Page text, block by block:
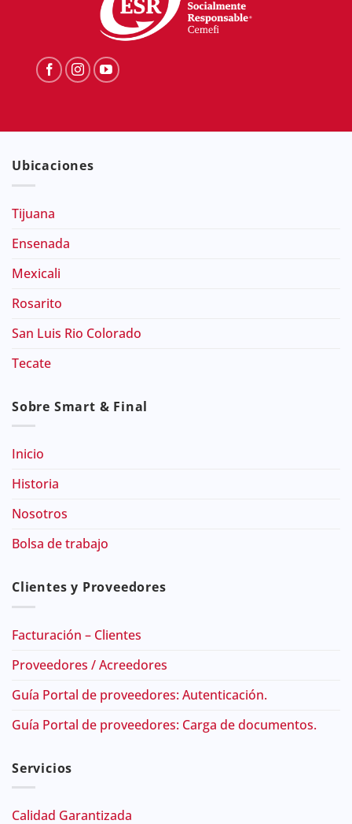
Ubicaciones
Tijuana
Ensenada
Mexicali
Rosarito
San Luis Rio Colorado
Tecate
Sobre Smart & Final
Inicio
Historia
Nosotros
Bolsa de trabajo
Clientes y Proveedores
Facturación – Clientes
Proveedores / Acreedores
Guía Portal de proveedores: Autenticación.
Guía Portal de proveedores: Carga de documentos.
Servicios
Calidad Garantizada